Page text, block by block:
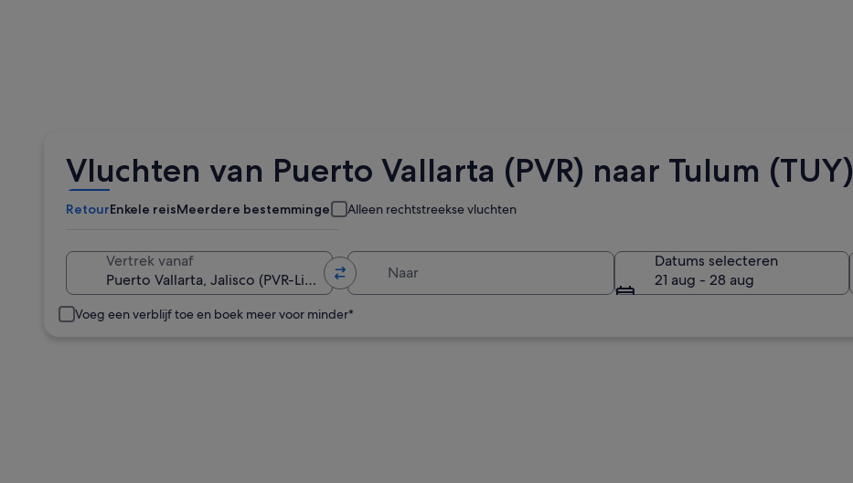
Vluchten van Puerto Vallarta (PVR) naar Tulum (TUY)
RetourEnkele reisMeerdere bestemmingen Alleen rechtstreekse vluchten
Vertrek vanaf
Datums selecteren
21 aug - 28 aug
Voeg een verblijf toe en boek meer voor minder*